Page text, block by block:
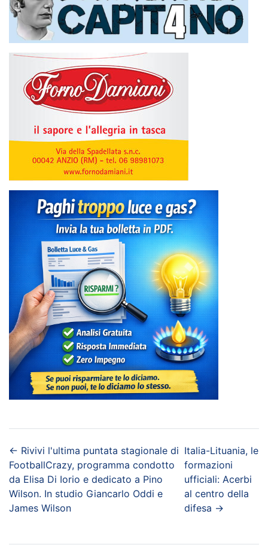
← Rivivi l'ultima puntata stagionale di
FootballCrazy, programma condotto
da Elisa Di Iorio e dedicato a Pino
Wilson. In studio Giancarlo Oddi e
James Wilson
Italia-Lituania, le
formazioni
ufficiali: Acerbi
al centro della
difesa →